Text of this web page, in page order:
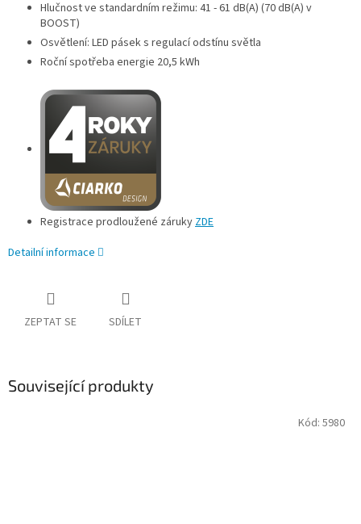
Hlučnost ve standardním režimu: 41 - 61 dB(A) (70 dB(A) v
BOOST)
Osvětlení: LED pásek s regulací odstínu světla
Roční spotřeba energie 20,5 kWh
Registrace prodloužené záruky ZDE
Detailní informace
ZEPTAT SE SDÍLET
Související produkty
Kód: 5980